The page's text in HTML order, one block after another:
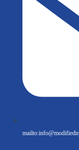
mailto: